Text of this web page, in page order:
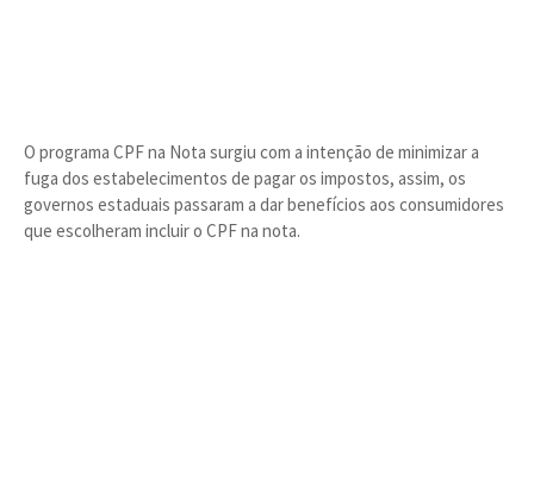
O programa CPF na Nota surgiu com a intenção de minimizar a
fuga dos estabelecimentos de pagar os impostos, assim, os
governos estaduais passaram a dar benefícios aos consumidores
que escolheram incluir o CPF na nota.